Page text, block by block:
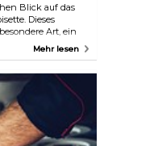
Blick auf das
Dieses
Art, ein
Tag
bestücktes Buffet
Mehr lesen